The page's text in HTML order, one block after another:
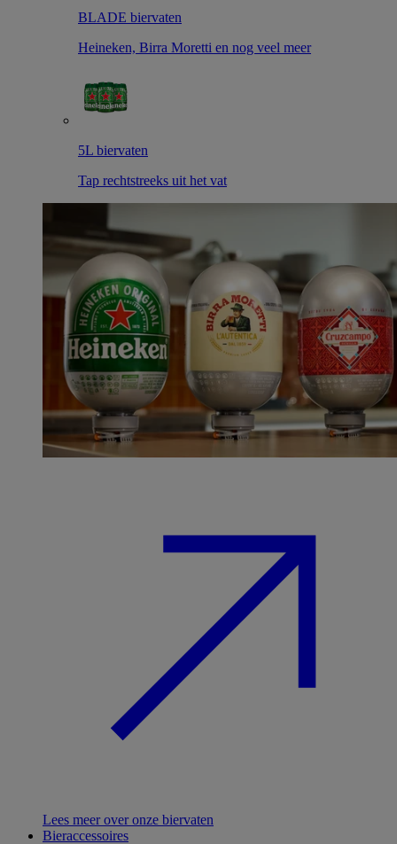
BLADE biervaten
Heineken, Birra Moretti en nog veel meer
5L biervaten
Tap rechtstreeks uit het vat
Lees meer over onze biervaten
Bieraccessoires